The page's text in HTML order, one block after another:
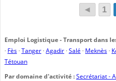
◄ 1
Emploi Logistique - Transport dans
· Fès ·Tanger ·Agadir ·Salé · Meknès ·
Tétouan
Par domaine d'activité :Secrétariat -